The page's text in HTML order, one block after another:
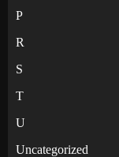
P
R
S
T
U
Uncategorized